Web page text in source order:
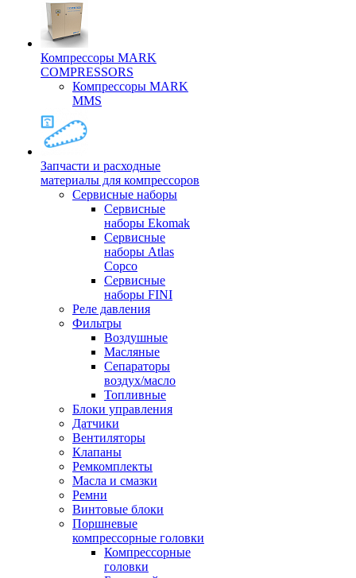
Компрессоры MARK
COMPRESSORS
Компрессоры MARK
MMS
Запчасти и расходные
материалы для компрессоров
Cервисные наборы
Сервисные
наборы Ekomak
Cервисные
наборы Atlas
Copco
Сервисные
наборы FINI
Реле давления
Фильтры
Воздушные
Масляные
Сепараторы
воздух/масло
Топливные
Блоки управления
Датчики
Вентиляторы
Клапаны
Ремкомплекты
Масла и смазки
Ремни
Винтовые блоки
Поршневые
компрессорные головки
Компрессорные
головки